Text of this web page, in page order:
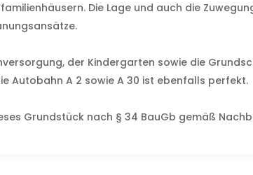
Die Lage und auch die
der Kindergarten sowie die
Autobahn A 2 sowie A 30 ist ebenfalls perfekt.
Grundstück nach § 34 BauGb gemäß